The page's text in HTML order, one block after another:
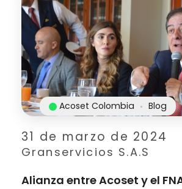
31 de marzo de 2024
Granservicios S.A.S
Acoset Colombia Blog
Alianza entre Acoset y el